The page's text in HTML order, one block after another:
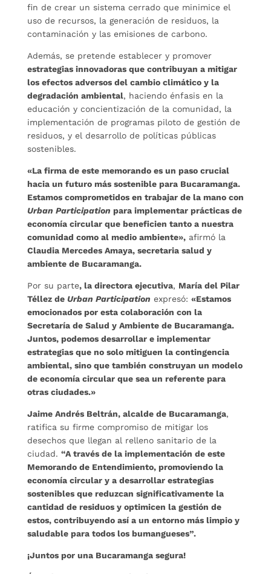
fin de crear un sistema cerrado que minimice el
uso de recursos, la generación de residuos, la
contaminación y las emisiones de carbono.
Además, se pretende establecer y promover
estrategias innovadoras que contribuyan a mitigar
los efectos adversos del cambio climático y la
degradación ambiental, haciendo énfasis en la
educación y concientización de la comunidad, la
implementación de programas piloto de gestión de
residuos, y el desarrollo de políticas públicas
sostenibles.
«La firma de este memorando es un paso crucial
hacia un futuro más sostenible para Bucaramanga.
Estamos comprometidos en trabajar de la mano con
Urban Participation para implementar prácticas de
economía circular que beneficien tanto a nuestra
comunidad como al medio ambiente»,afirmó la
Claudia Mercedes Amaya, secretaria salud y
ambiente de Bucaramanga.
Por su parte, la directora ejecutiva, María del Pilar
Téllez de Urban Participation expresó: «Estamos
emocionados por esta colaboración con la
Secretaría de Salud y Ambiente de Bucaramanga.
Juntos, podemos desarrollar e implementar
estrategias que no solo mitiguen la contingencia
ambiental, sino que también construyan un modelo
de economía circular que sea un referente para
otras ciudades.»
Jaime Andrés Beltrán, alcalde de Bucaramanga,
ratifica su firme compromiso de mitigar los
desechos que llegan al relleno sanitario de la
ciudad. “A través de la implementación de este
Memorando de Entendimiento, promoviendo la
economía circular y a desarrollar estrategias
sostenibles que reduzcan significativamente la
cantidad de residuos y optimicen la gestión de
estos, contribuyendo así a un entorno más limpio y
saludable para todos los bumangueses”.
¡Juntos por una Bucaramanga segura!